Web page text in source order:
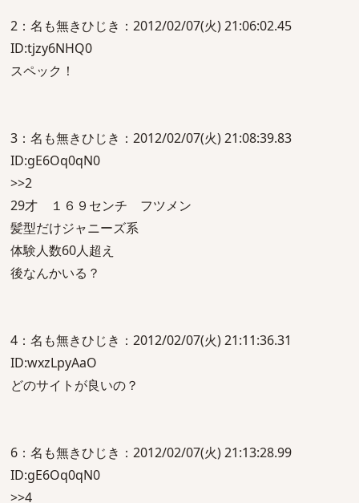
2：名も無きひじき：2012/02/07(火) 21:06:02.45
ID:tjzy6NHQ0
スペック！
3：名も無きひじき：2012/02/07(火) 21:08:39.83
ID:gE6Oq0qN0
>>2
29才 １６９センチ フツメン
髪型だけジャニーズ系
体験人数60人超え
後なんかいる？
4：名も無きひじき：2012/02/07(火) 21:11:36.31
ID:wxzLpyAaO
どのサイトが良いの？
6：名も無きひじき：2012/02/07(火) 21:13:28.99
ID:gE6Oq0qN0
>>4